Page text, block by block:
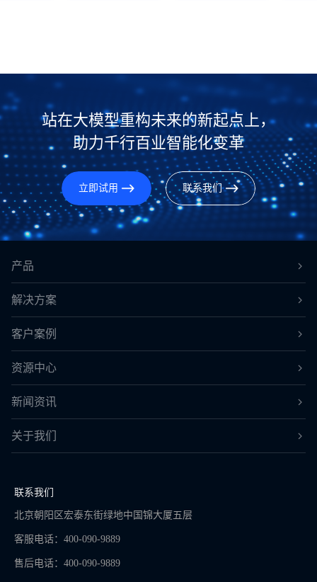
站在大模型重构未来的新起点上，
助力千行百业智能化变革
立即试用 联系我们
产品
解决方案
客户案例
资源中心
新闻资讯
关于我们
联系我们
北京朝阳区宏泰东街绿地中国锦大厦五层
客服电话：400-090-9889
售后电话：400-090-9889